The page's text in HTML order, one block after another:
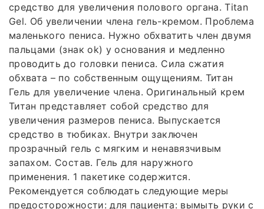
средство для увеличения полового органа. Titan
Gel. Об увеличении члена гель-кремом. Проблема
маленького пениса. Нужно обхватить член двумя
пальцами (знак ok) у основания и медленно
проводить до головки пениса. Сила сжатия
обхвата – по собственным ощущениям. Титан
Гель для увеличение члена. Оригинальный крем
Титан представляет собой средство для
увеличения размеров пениса. Выпускается
средство в тюбиках. Внутри заключен
прозрачный гель с мягким и ненавязчивым
запахом. Состав. Гель для наружного
применения. 1 пакетике содержится.
Рекомендуется соблюдать следующие меры
предосторожности: для пациента: вымыть руки с